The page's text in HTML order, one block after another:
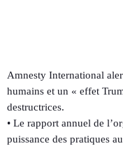
Amnesty International
humains et un « effet
destructrices.
• Le rapport annuel de
puissance des pratiques